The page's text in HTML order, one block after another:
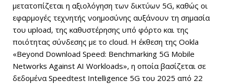
μετατοπίζεται η αξιολόγηση των δικτύων 5G, καθώς οι
εφαρμογές τεχνητής νοημοσύνης αυξάνουν τη σημασία
του upload, της καθυστέρησης υπό φόρτο και της
ποιότητας σύνδεσης με το cloud. Η έκθεση της Ookla
«Beyond Download Speed: Benchmarking 5G Mobile
Networks Against AI Workloads», η οποία βασίζεται σε
δεδομένα Speedtest Intelligence 5G του 2025 από 22